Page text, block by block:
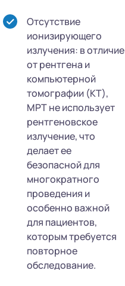
Отсутствие
ионизирующего
излучения: в отличие
от рентгена и
компьютерной
томографии (КТ),
МРТ не использует
рентгеновское
излучение, что
делает ее
безопасной для
многократного
проведения и
особенно важной
для пациентов,
которым требуется
повторное
обследование.